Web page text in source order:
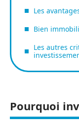
Les
Bien
Les autres
Pourquoi